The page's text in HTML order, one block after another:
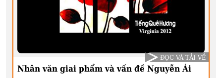
Nhân văn giai phẩm và vấn đề Nguyễn Ái
ĐỌC VÀ TẢI VỀ